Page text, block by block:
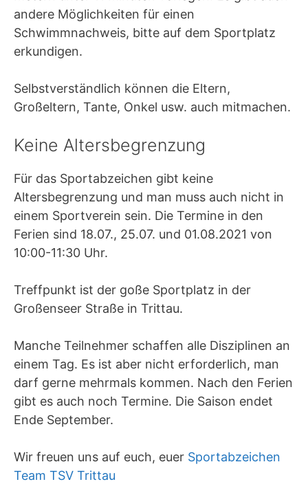
andere Möglichkeiten für einen
Schwimmnachweis, bitte auf dem Sportplatz
erkundigen.
Selbstverständlich können die Eltern,
Großeltern, Tante, Onkel usw. auch mitmachen.
Keine Altersbegrenzung
Für das Sportabzeichen gibt keine
Altersbegrenzung und man muss auch nicht in
einem Sportverein sein. Die Termine in den
Ferien sind 18.07., 25.07. und 01.08.2021 von
10:00-11:30 Uhr.
Treffpunkt ist der goße Sportplatz in der
Großenseer Straße in Trittau.
Manche Teilnehmer schaffen alle Disziplinen an
einem Tag. Es ist aber nicht erforderlich, man
darf gerne mehrmals kommen. Nach den Ferien
gibt es auch noch Termine. Die Saison endet
Ende September.
Wir freuen uns auf euch, euer Sportabzeichen
Team TSV Trittau